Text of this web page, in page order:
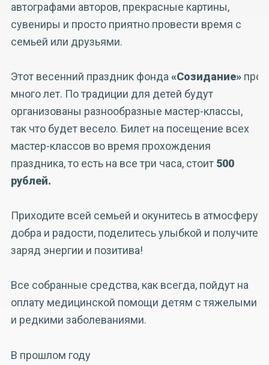
автографами авторов, прекрасные картины,
сувениры и просто приятно провести время с
семьей или друзьями.
Этот весенний праздник фонда «Созидание»
много лет. По традиции для детей будут
организованы разнообразные мастер-классы,
так что будет весело. Билет на посещение всех
мастер-классов во время прохождения
праздника, то есть на все три часа, стоит 500
рублей.
Приходите всей семьей и окунитесь в атмосферу
добра и радости, поделитесь улыбкой и получите
заряд энергии и позитива!
Все собранные средства, как всегда, пойдут на
оплату медицинской помощи детям с тяжелыми
и редкими заболеваниями.
В прошлом году